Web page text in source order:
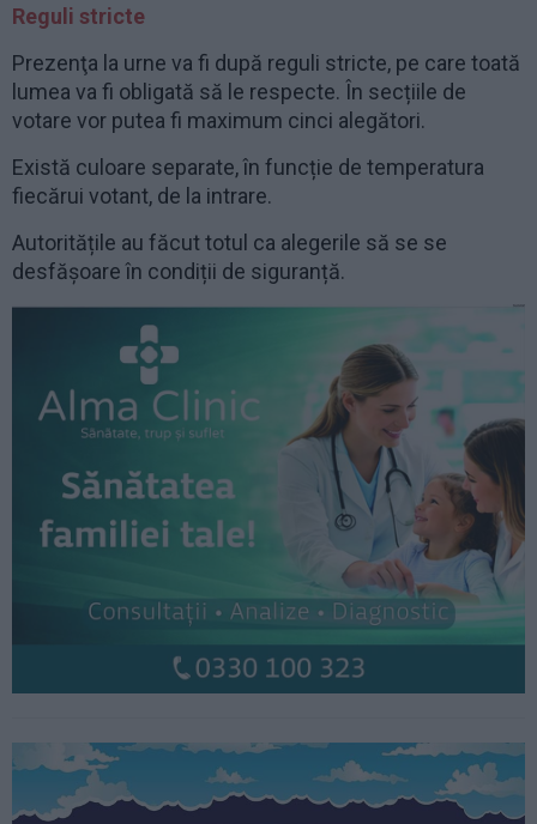
Reguli stricte
Prezenţa la urne va fi după reguli stricte, pe care toată
lumea va fi obligată să le respecte. În secțiile de
votare vor putea fi maximum cinci alegători.
Există culoare separate, în funcție de temperatura
fiecărui votant, de la intrare.
Autoritățile au făcut totul ca alegerile să se se
desfășoare în condiții de siguranță.